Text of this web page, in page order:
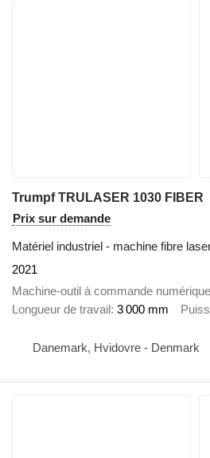
Trumpf TRULASER 1030 FIBER
Prix sur demande
Matériel industriel - machine fibre
2021
Machine-outil à commande
Longueur de travail 3 000 mm
Danemark, Hvidovre - Denmark